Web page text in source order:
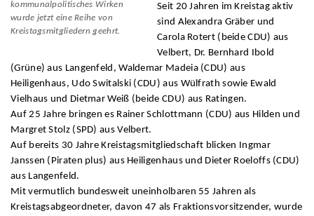
kommunalpolitisches Wirken
wurde jetzt eine Reihe von
Kreistagsmitgliedern geehrt.
Seit 20 Jahren im Kreistag aktiv
sind Alexandra Gräber und
Carola Rotert (beide CDU) aus
Velbert, Dr. Bernhard Ibold
(Grüne) aus Langenfeld, Waldemar Madeia (CDU) aus
Heiligenhaus, Udo Switalski (CDU) aus Wülfrath sowie Ewald
Vielhaus und Dietmar Weiß (beide CDU) aus Ratingen.
Auf 25 Jahre bringen es Rainer Schlottmann (CDU) aus Hilden und
Margret Stolz (SPD) aus Velbert.
Auf bereits 30 Jahre Kreistagsmitgliedschaft blicken Ingmar
Janssen (Piraten plus) aus Heiligenhaus und Dieter Roeloffs (CDU)
aus Langenfeld.
Mit vermutlich bundesweit uneinholbaren 55 Jahren als
Kreistagsabgeordneter, davon 47 als Fraktionsvorsitzender, wurde